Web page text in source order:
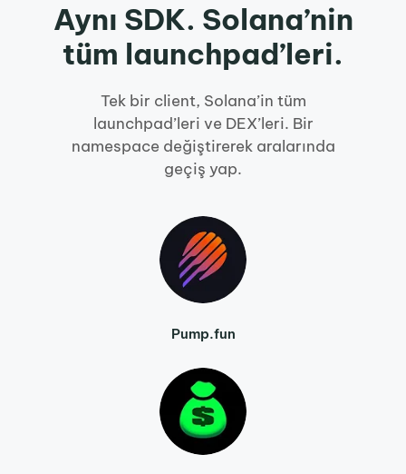
Aynı SDK. Solana’nin
tüm launchpad’leri.
Tek bir client, Solana’in tüm
launchpad’leri ve DEX’leri. Bir
namespace değiştirerek aralarında
geçiş yap.
Pump.fun